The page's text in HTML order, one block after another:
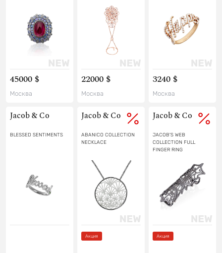
45000 $
Москва
22000 $
Москва
3240 $
Москва
Jacob & Co
BLESSED SENTIMENTS
Jacob & Co
ABANICO COLLECTION
NECKLACE
Акция
Jacob & Co
JACOB'S WEB
COLLECTION FULL
FINGER RING
Акция